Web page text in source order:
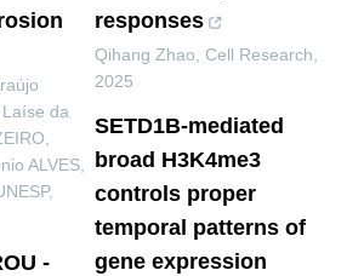
da
ALVES,
,
-
responses
Qihang Zhao Cell Research
2025
SETD1B-mediated
broad H3K4me3
controls proper
temporal patterns of
gene expression